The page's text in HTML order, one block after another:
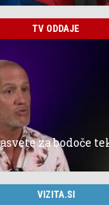
TV ODDAJE
za bodoče
VIZITA.SI